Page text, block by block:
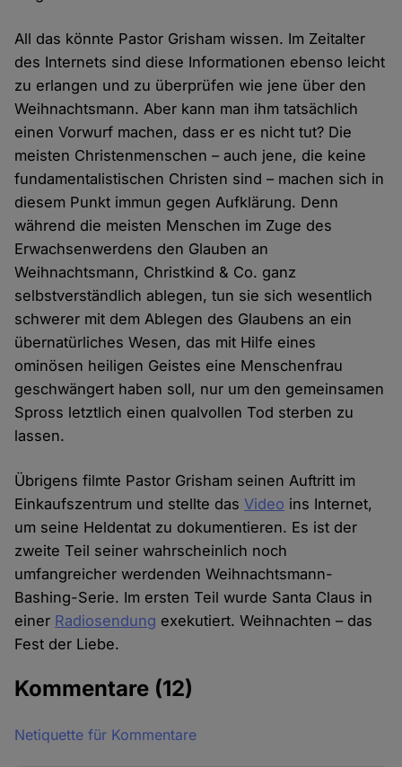
All das könnte Pastor Grisham wissen. Im Zeitalter
des Internets sind diese Informationen ebenso leicht
zu erlangen und zu überprüfen wie jene über den
Weihnachtsmann. Aber kann man ihm tatsächlich
einen Vorwurf machen, dass er es nicht tut? Die
meisten Christenmenschen – auch jene, die keine
fundamentalistischen Christen sind – machen sich in
diesem Punkt immun gegen Aufklärung. Denn
während die meisten Menschen im Zuge des
Erwachsenwerdens den Glauben an
Weihnachtsmann, Christkind & Co. ganz
selbstverständlich ablegen, tun sie sich wesentlich
schwerer mit dem Ablegen des Glaubens an ein
übernatürliches Wesen, das mit Hilfe eines
ominösen heiligen Geistes eine Menschenfrau
geschwängert haben soll, nur um den gemeinsamen
Spross letztlich einen qualvollen Tod sterben zu
lassen.
Übrigens filmte Pastor Grisham seinen Auftritt im
Einkaufszentrum und stellte dasVideo ins Internet,
um seine Heldentat zu dokumentieren. Es ist der
zweite Teil seiner wahrscheinlich noch
umfangreicher werdenden Weihnachtsmann-
Bashing-Serie. Im ersten Teil wurde Santa Claus in
einer Radiosendung exekutiert. Weihnachten – das
Fest der Liebe.
Kommentare (12)
Netiquette für Kommentare